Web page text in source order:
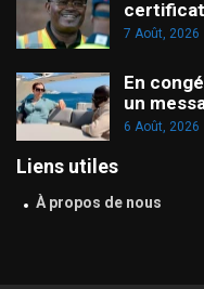
7 Août, 2026
En
un
6 Août, 2026
Liens utiles
À propos de nous